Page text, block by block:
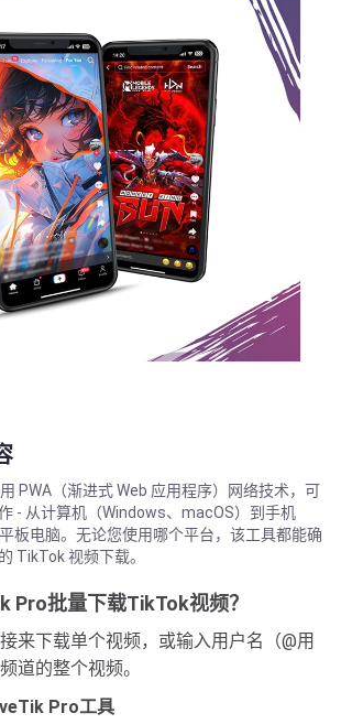
PWA（渐进式 Web 应用程序）网络技术，可
- 从计算机（Windows、macOS）到手机
板电脑。无论您使用哪个平台，该工具都能确
TikTok 视频下载。
Pro批量下载TikTok视频？
来下载单个视频，或输入用户名（@用
道的整个视频。
Pro工具